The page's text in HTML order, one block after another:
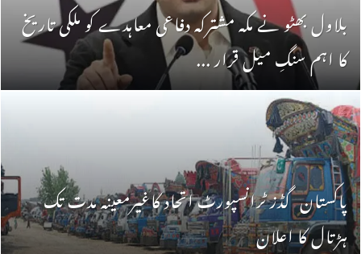
بلاول بھٹو نے مکہ مشترکہ دفاعی معاہدے کو ملکی تاریخ
کا اہم سنگِ میل قرار ...
پاکستان گڈز ٹرانسپورٹ اتحاد کاغیرمعینہ مدت تک
ہڑتال کا اعلان